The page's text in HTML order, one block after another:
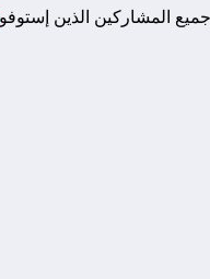
المشاركين الذين إستوفوا